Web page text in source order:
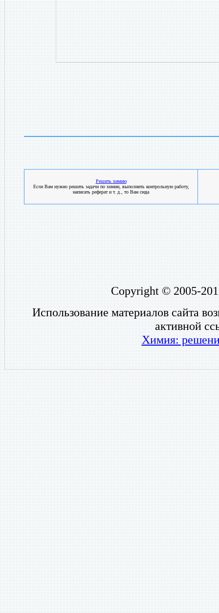
Решить химию
Если Вам нужно решить задачи по химии, выполнить контрольную работу,
написать реферат и т. д., то Вам сюда
Copyright © 2005-
Использование материалов сайта
активной
Химия: